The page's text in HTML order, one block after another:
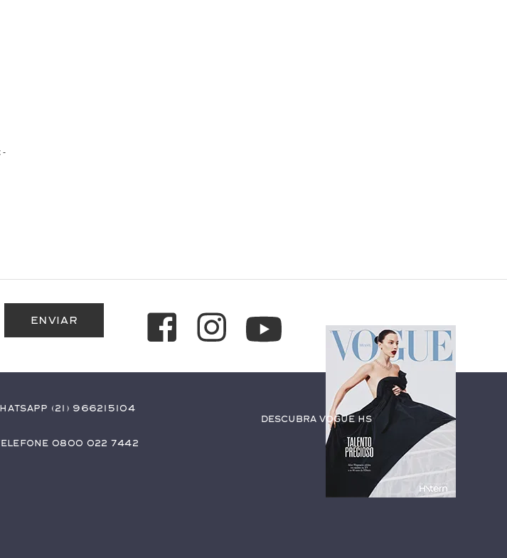
-
(21) 966215104
0800 022 7442
Descubra Vogue HS